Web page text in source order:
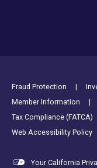
Footer Utility Links
Fraud Protection
Member Information
Tax Compliance (FATCA)
Web Accessibility Policy
Your California